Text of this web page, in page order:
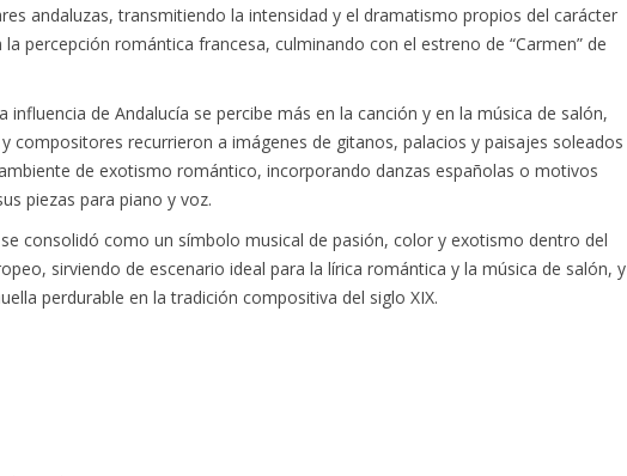
andaluzas, transmitiendo la intensidad y el dramatismo propios del carácter
la percepción romántica francesa, culminando con el estreno de “Carmen” de
influencia de Andalucía se percibe más en la canción y en la música de salón,
compositores recurrieron a imágenes de gitanos, palacios y paisajes soleados
de exotismo romántico, incorporando danzas españolas o motivos
piezas para piano y voz.
consolidó como un símbolo musical de pasión, color y exotismo dentro del
sirviendo de escenario ideal para la lírica romántica y la música de salón, y
perdurable en la tradición compositiva del siglo XIX.